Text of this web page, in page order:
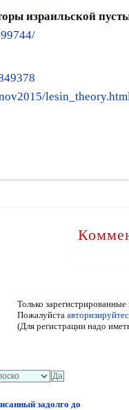
израильской
Только
Пожалуйста
(Для регистрации надо
задолго до